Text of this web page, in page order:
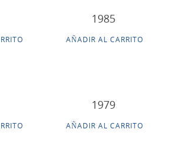
1985
AÑADIR AL CARRITO
1979
AÑADIR AL CARRITO